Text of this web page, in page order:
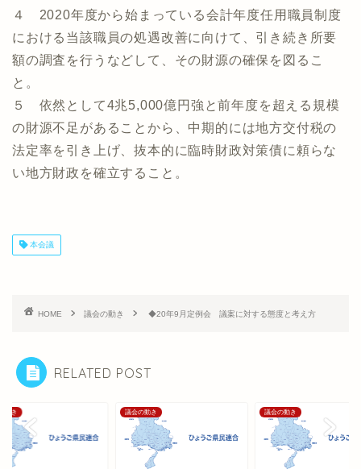
４ 2020年度から始まっている会計年度任用職員制度
における当該職員の処遇改善に向けて、引き続き所要
額の調査を行うなどして、その財源の確保を図るこ
と。
５ 依然として4兆5,000億円強と前年度を超える規模
の財源不足があることから、中期的には地方交付税の
法定率を引き上げ、抜本的に臨時財政対策債に頼らな
い地方財政を確立すること。
本会議
HOME 議会の動き ◆20年9月定例会 議案に対する態度と考え方
RELATED POST
動き 議会の動き 議会の動き